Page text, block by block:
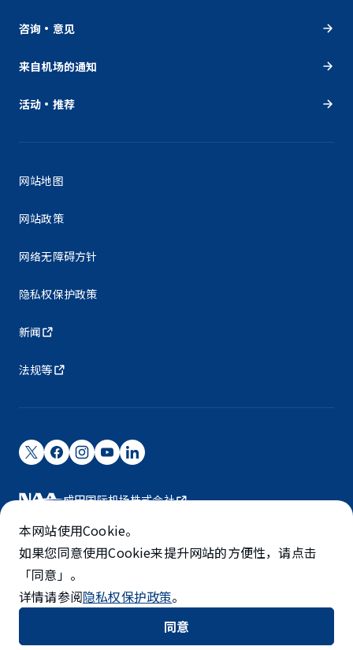
咨询・意见
来自机场的通知
活动・推荐
网站地图
网站政策
网络无障碍方针
隐私权保护政策
新闻
法规等
成田国际机场株式会社
成田国际机场由NAA运营。
©NARITA INTERNATIONAL AIRPORT CORPORATION
SKYTRAX
5-STAR AIRPORT
本网站使用Cookie。
如果您同意使用Cookie来提升网站的方便性，请点击
「同意」。
详情请参阅隐私权保护政策。
同意